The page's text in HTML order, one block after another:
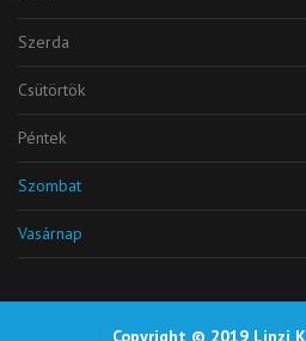
Szerda
Csütörtök
Péntek
Szombat
Vasárnap